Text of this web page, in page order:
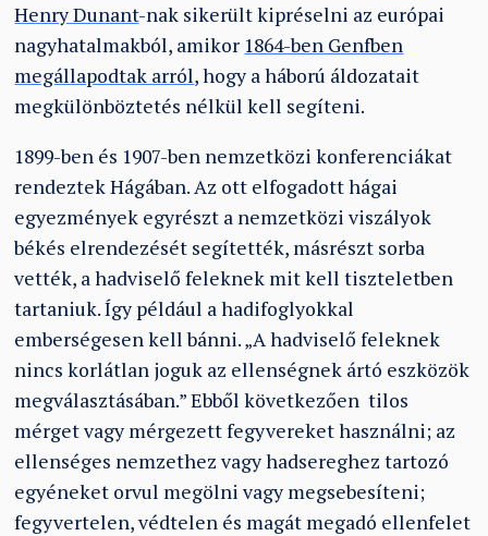
Henry Dunant-nak sikerült kipréselni az európai
nagyhatalmakból, amikor 1864-ben Genfben
megállapodtak arról, hogy a háború áldozatait
megkülönböztetés nélkül kell segíteni.
1899-ben és 1907-ben nemzetközi konferenciákat
rendeztek Hágában. Az ott elfogadott hágai
egyezmények egyrészt a nemzetközi viszályok
békés elrendezését segítették, másrészt sorba
vették, a hadviselő feleknek mit kell tiszteletben
tartaniuk. Így például a hadifoglyokkal
emberségesen kell bánni.„A hadviselő feleknek
nincs korlátlan joguk az ellenségnek ártó eszközök
megválasztásában.” Ebből következően tilos
mérget vagy mérgezett fegyvereket használni; az
ellenséges nemzethez vagy hadsereghez tartozó
egyéneket orvul megölni vagy megsebesíteni;
fegyvertelen, védtelen és magát megadó ellenfelet